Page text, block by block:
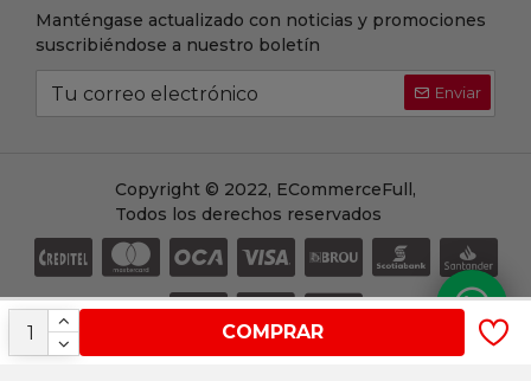
COMPRAR
Manténgase actualizado con noticias y promociones
suscribiéndose a nuestro boletín
Enviar
Copyright © 2022, ECommerceFull,
Todos los derechos reservados